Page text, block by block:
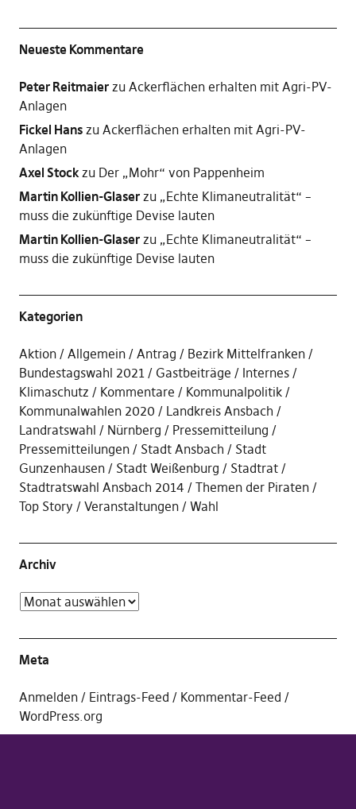
Neueste Kommentare
Peter Reitmaierzu Ackerflächen erhalten mit Agri-PV-
Anlagen
Fickel Hanszu Ackerflächen erhalten mit Agri-PV-
Anlagen
Axel Stockzu Der „Mohr“ von Pappenheim
Martin Kollien-Glaserzu „Echte Klimaneutralität“ –
muss die zukünftige Devise lauten
Martin Kollien-Glaserzu „Echte Klimaneutralität“ –
muss die zukünftige Devise lauten
Kategorien
Aktion Allgemein Antrag
Bezirk Mittelfranken
Bundestagswahl 2021
Gastbeiträge
Internes
Klimaschutz
Kommentare
Kommunalpolitik
Kommunalwahlen 2020
Landkreis Ansbach
Landratswahl
Nürnberg
Pressemitteilung
Pressemitteilungen
Stadt Ansbach
Stadt
Gunzenhausen
Stadt Weißenburg
Stadtrat
Stadtratswahl Ansbach 2014
Themen der Piraten
Top Story
Veranstaltungen Wahl
Archiv
Meta
Anmelden Eintrags-Feed
Kommentar-Feed
WordPress.org